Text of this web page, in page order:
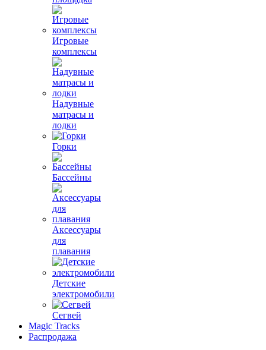
Игровые
комплексы
Надувные
матрасы и
лодки
Горки
Бассейны
Аксессуары
для
плавания
Детские
электромобили
Сегвей
Magic Tracks
Распродажа